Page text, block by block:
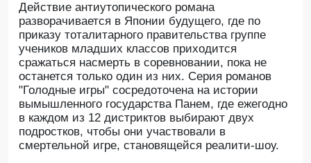
Действие антиутопического романа
разворачивается в Японии будущего, где по
приказу тоталитарного правительства группе
учеников младших классов приходится
сражаться насмерть в соревновании, пока не
останется только один из них. Серия романов
"Голодные игры" сосредоточена на истории
вымышленного государства Панем, где ежегодно
в каждом из 12 дистриктов выбирают двух
подростков, чтобы они участвовали в
смертельной игре, становящейся реалити-шоу.